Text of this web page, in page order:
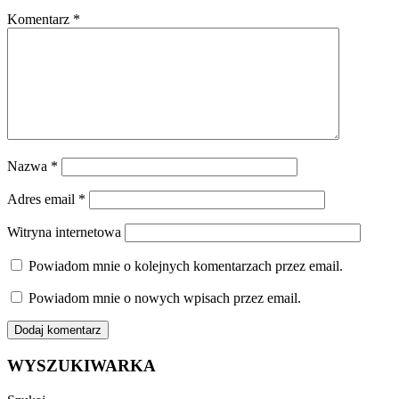
Komentarz *
Nazwa *
Adres email *
Witryna internetowa
Powiadom mnie o kolejnych komentarzach przez email.
Powiadom mnie o nowych wpisach przez email.
WYSZUKIWARKA